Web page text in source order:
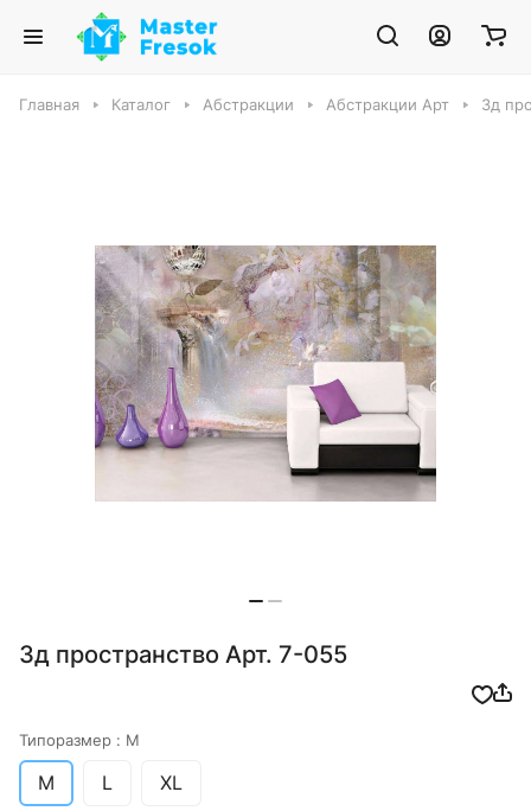
Главная Каталог Абстракции Абстракции Арт 3д
3д пространство Арт. 7-055
Типоразмер : M
M L XL